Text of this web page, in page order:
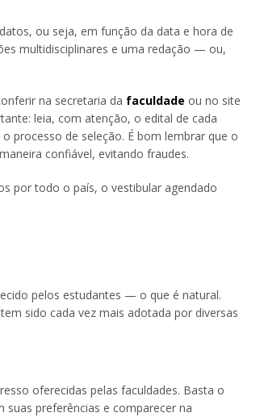
ou seja, em função da data e hora de
multidisciplinares e uma redação — ou,
na secretaria da faculdade ou no site
leia, com atenção, o edital de cada
processo de seleção. É bom lembrar que o
confiável, evitando fraudes.
por todo o país, o vestibular agendado
pelos estudantes — o que é natural.
sido cada vez mais adotada por diversas
oferecidas pelas faculdades. Basta o
preferências e comparecer na